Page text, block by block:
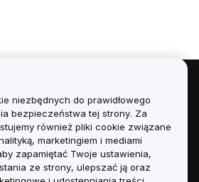
niezbędnych do prawidłowego
bezpieczeństwa tej strony. Za
również pliki cookie związane
marketingiem i mediami
zapamiętać Twoje ustawienia,
ze strony, ulepszać ją oraz